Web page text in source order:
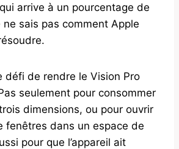
arrive à un pourcentage de
sais pas comment Apple
défi de rendre le Vision Pro
seulement pour consommer
dimensions, ou pour ouvrir
fenêtres dans un espace de
pour que l’appareil ait